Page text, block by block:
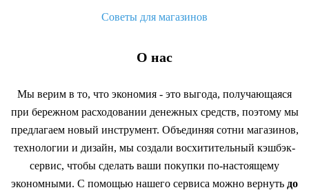
Советы для магазинов
О нас
Мы верим в то, что экономия - это выгода, получающаяся
при бережном расходовании денежных средств, поэтому мы
предлагаем новый инструмент. Объединяя сотни магазинов,
технологии и дизайн, мы создали восхитительный кэшбэк-
сервис, чтобы сделать ваши покупки по-настоящему
экономными. С помощью нашего сервиса можно вернуть до